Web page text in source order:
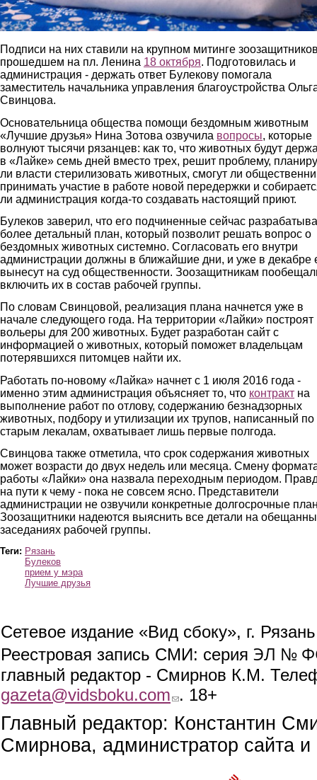
Подписи на них ставили на крупном митинге
прошедшем на пл. Ленина 18 октября. Подготовилась и
администрация - держать ответ Булекову помогала
заместитель начальника управления благоустройства
Свинцова.
Основательница общества помощи бездомным животным
«Лучшие друзья» Нина Зотова озвучила вопросы, которые
волнуют тысячи рязанцев: как то, что животных будут
в «Лайке» семь дней вместо трех, решит проблему,
ли власти стерилизовать животных, смогут ли
принимать участие в работе новой передержки и
ли администрация когда-то создавать настоящий приют.
Булеков заверил, что его подчиненные сейчас
более детальный план, который позволит решать вопрос о
бездомных животных системно. Согласовать его внутри
администрации должны в ближайшие дни, и уже в декабре
вынесут на суд общественности. Зоозащитникам
включить их в состав рабочей группы.
По словам Свинцовой, реализация плана начнется уже в
начале следующего года. На территории «Лайки» построят
вольеры для 200 животных. Будет разработан сайт с
информацией о животных, который поможет владельцам
потерявшихся питомцев найти их.
Работать по-новому «Лайка» начнет с 1 июля 2016 года -
именно этим администрация объясняет то, что контракт на
выполнение работ по отлову, содержанию безнадзорных
животных, подбору и утилизации их трупов, написанный по
старым лекалам, охватывает лишь первые полгода.
Свинцова также отметила, что срок содержания животных
может возрасти до двух недель или месяца. Смену
работы «Лайки» она назвала переходным периодом.
на пути к чему - пока не совсем ясно. Представители
администрации не озвучили конкретные долгосрочные
Зоозащитники надеются выяснить все детали на
заседаниях рабочей группы.
Теги: Рязань
Булеков
прием у мэра
Лучшие друзья
Сетевое издание «Вид сбоку», г.
Реестровая запись СМИ: серия ЭЛ №
главный редактор - Смирнов К.М.
gazeta@vidsboku.com (link sends e-mail)
. 18+
Главный редактор: Константин
Смирнова, администратор сайта